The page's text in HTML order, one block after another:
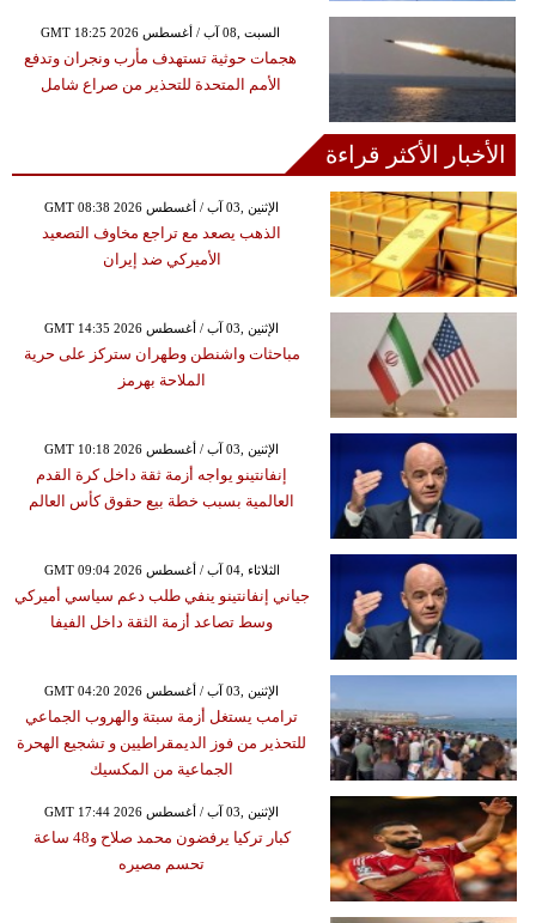
GMT 18:25 2026 السبت ,08 آب / أغسطس
هجمات حوثية تستهدف مأرب ونجران وتدفع
الأمم المتحدة للتحذير من صراع شامل
الأخبار الأكثر قراءة
GMT 08:38 2026 الإثنين ,03 آب / أغسطس
الذهب يصعد مع تراجع مخاوف التصعيد
الأميركي ضد إيران
GMT 14:35 2026 الإثنين ,03 آب / أغسطس
مباحثات واشنطن وطهران ستركز على حرية
الملاحة بهرمز
GMT 10:18 2026 الإثنين ,03 آب / أغسطس
إنفانتينو يواجه أزمة ثقة داخل كرة القدم
العالمية بسبب خطة بيع حقوق كأس العالم
GMT 09:04 2026 الثلاثاء ,04 آب / أغسطس
جياني إنفانتينو ينفي طلب دعم سياسي أميركي
وسط تصاعد أزمة الثقة داخل الفيفا
GMT 04:20 2026 الإثنين ,03 آب / أغسطس
ترامب يستغل أزمة سبتة والهروب الجماعي
للتحذير من فوز الديمقراطيين و تشجيع الهحرة
الجماعية من المكسيك
GMT 17:44 2026 الإثنين ,03 آب / أغسطس
كبار تركيا يرفضون محمد صلاح و48 ساعة
تحسم مصيره